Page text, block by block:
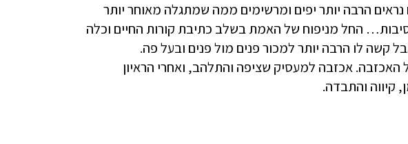
נראים הרבה יותר יפים ומרשימים ממה שמתגלה מאוחר יותר
החל מניפוח של האמת בשלב כתיבת קורות החיים וכלה
לו הרבה יותר למכור פנים מול פנים ובעל פה.
אכזבה למעסיק שציפה והתלהב, ואחרי הראיון
קיווה והתבדה.